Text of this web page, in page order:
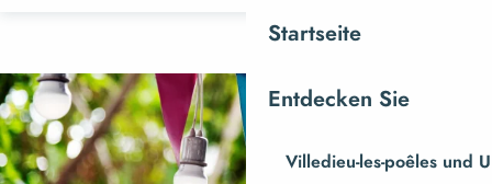
contenu
principal
Startseite
Entdecken Sie
Villedieu-les-poêles und